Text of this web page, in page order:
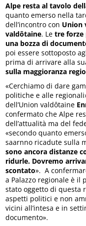
Alpe resta al tavolo
quanto emerso nella
dell’incontro con Union
valdôtaine. Le tre forze
una bozza di
poi essere sottoposto
prima di arrivare alla
sulla maggioranza
«Cerchiamo di dare
politiche e alle
dell’Union valdôtaine
confermato che Alpe
dell’attualità ma del
«secondo quanto
saarnno ricadute sulla
sono ancora distanze
ridurle. Dovremo
scontato». A
a Palazzo regionale è il
stato oggetto di questa
aspetti politici e non
vicini all’intesa e in
documento».